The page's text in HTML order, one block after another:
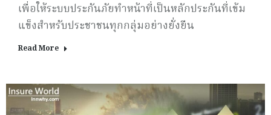
เพื่อให้ระบบประกันภัยทำหน้าที่เป็นหลักประกันที่เข้ม
แข็งสำหรับประชาชนทุกกลุ่มอย่างยั่งยืน
Read More